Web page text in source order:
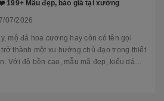
199+ Mẫu đẹp, báo giá tại xưởng
07/2026
mộ đá hoa cương hay còn có tên gọi
thành một xu hướng chủ đạo trong thiết
Với độ bền cao, mẫu mã đẹp, kiểu dáng